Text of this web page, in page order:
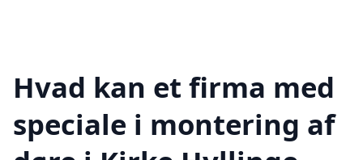
Hvad kan et firma med
speciale i montering af